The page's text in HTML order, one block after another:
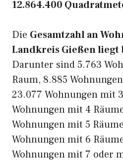
12.864.400
Die Gesamtzahl an
Landkreis Gießen liegt
Darunter sind 5.763
Raum, 8.885
23.077 Wohnungen mit
Wohnungen mit 4
Wohnungen mit 5
Wohnungen mit 6
Wohnungen mit 7 oder